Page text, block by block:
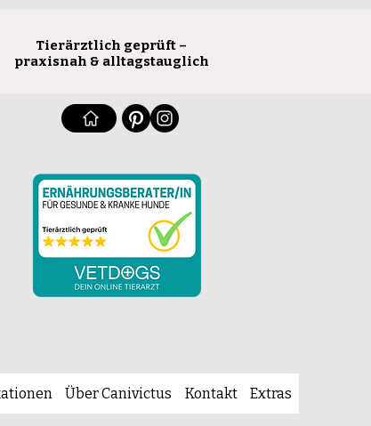
Tierärztlich geprüft –
praxisnah & alltagstauglich
Über Canivictus Kontakt Extras